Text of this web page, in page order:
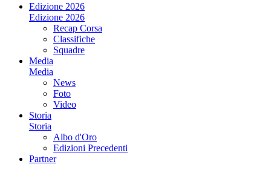
Edizione 2026
Edizione 2026
Recap Corsa
Classifiche
Squadre
Media
Media
News
Foto
Video
Storia
Storia
Albo d'Oro
Edizioni Precedenti
Partner